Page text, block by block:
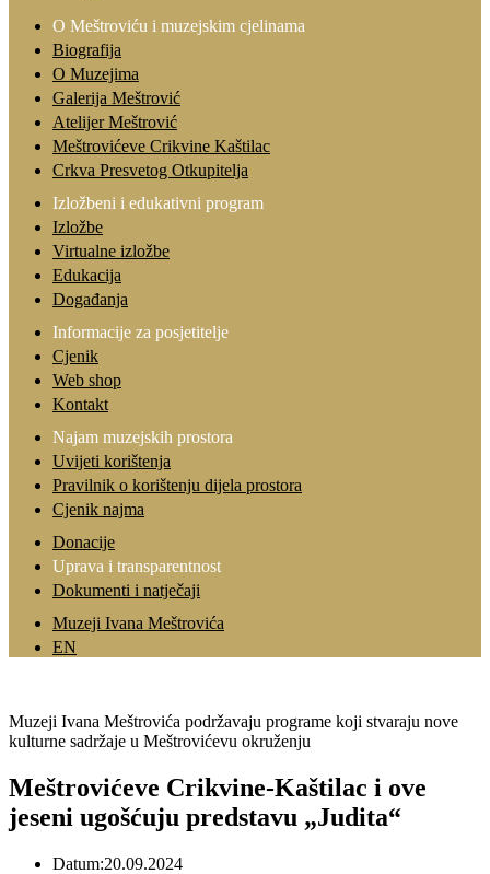
O Meštroviću i muzejskim cjelinama
Biografija
O Muzejima
Galerija Meštrović
Atelijer Meštrović
Meštrovićeve Crikvine Kaštilac
Crkva Presvetog Otkupitelja
Izložbeni i edukativni program
Izložbe
Virtualne izložbe
Edukacija
Događanja
Informacije za posjetitelje
Cjenik
Web shop
Kontakt
Najam muzejskih prostora
Uvijeti korištenja
Pravilnik o korištenju dijela prostora
Cjenik najma
Donacije
Uprava i transparentnost
Dokumenti i natječaji
Muzeji Ivana Meštrovića
EN
Muzeji Ivana Meštrovića podržavaju programe koji stvaraju nove
kulturne sadržaje u Meštrovićevu okruženju
Meštrovićeve Crikvine-Kaštilac i ove
jeseni ugošćuju predstavu „Judita“
Datum:20.09.2024